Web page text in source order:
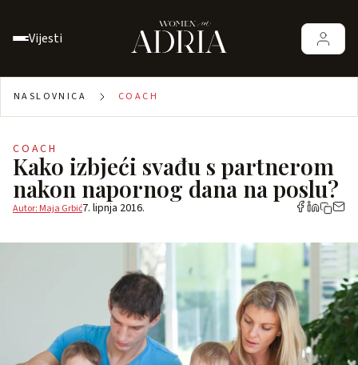
Vijesti
NASLOVNICA COACH
COACH
Kako izbjeći svađu s partnerom
nakon napornog dana na poslu?
Autor: Maja Grbić7. lipnja 2016.